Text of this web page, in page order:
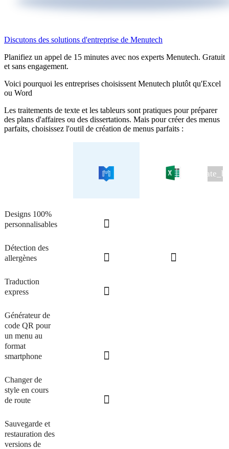
Discutons des solutions d'entreprise de Menutech
Planifiez un appel de 15 minutes avec nos experts Menutech. Gratuit
et sans engagement.
Voici pourquoi les entreprises choisissent Menutech plutôt qu'Excel
ou Word
Les traitements de texte et les tableurs sont pratiques pour préparer
des plans d'affaires ou des dissertations. Mais pour créer des menus
parfaits, choisissez l'outil de création de menus parfaits :
Designs 100%
personnalisables
Détection des
allergènes
Traduction
express
Générateur de
code QR pour
un menu au
format
smartphone
Changer de
style en cours
de route
Sauvegarde et
restauration des
versions de